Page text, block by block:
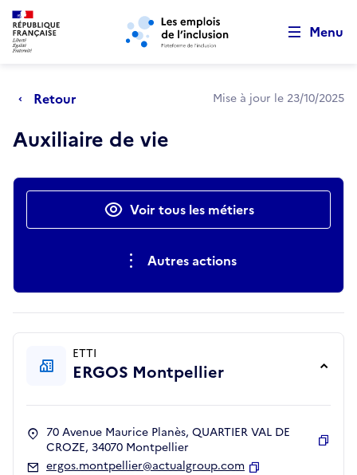
Aller au menu principal Aller au contenu principal
Menu
Retour Mise à jour le 23/10/2025
Auxiliaire de vie
Actions rapidesVoir tous les métiers
Autres actions
ETTI
ERGOS Montpellier
70 Avenue Maurice Planès, QUARTIER VAL DE
CROZE, 34070 Montpellier
ergos.montpellier@actualgroup.com
Retour au début de la page
Panneau de gestion des cookies